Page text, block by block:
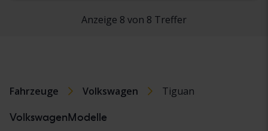
Anzeige 8 von 8 Treffer
Fahrzeuge Volkswagen Tiguan
VolkswagenModelle